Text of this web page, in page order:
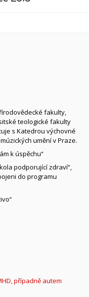
fakulty,
teologické fakulty
s Katedrou výchovné
umění v Praze.
k úspěchu“
podporující zdraví“,
do programu
případně autem